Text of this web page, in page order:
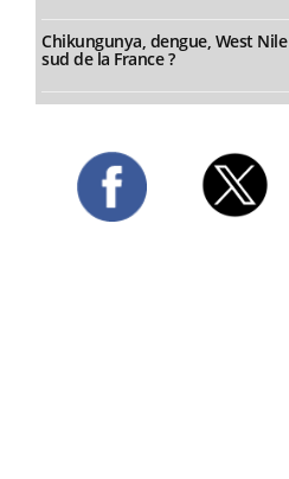
Chikungunya, dengue, West
sud de la France ?